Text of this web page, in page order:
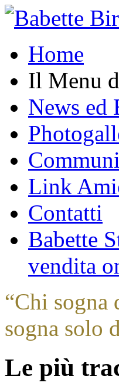
Home
Il Menu
News ed
Link
Contatti
Babette
vendita
“Chi sogna
sogna solo
Le più